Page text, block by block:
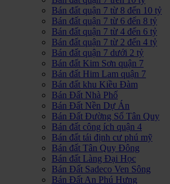
Bán đất quận 7 từ 8 đến 10 tỷ
Bán đất quận 7 từ 6 đến 8 tỷ
Bán đất quận 7 từ 4 đến 6 tỷ
Bán đất quận 7 từ 2 đến 4 tỷ
Bán đất quận 7 dưới 2 tỷ
Bán đất Kim Sơn quận 7
Bán đất Him Lam quận 7
Bán đất khu Kiều Đàm
Bán Đất Nhà Phố
Bán Đất Nền Dự Án
Bán Đất Đường Số Tân Quy
Bán đất công ích quận 4
Bán đất tái định cư phú mỹ
Bán đất Tân Quy Đông
Bán đất Làng Đại Học
Bán Đất Sadeco Ven Sông
Bán Đất An Phú Hưng